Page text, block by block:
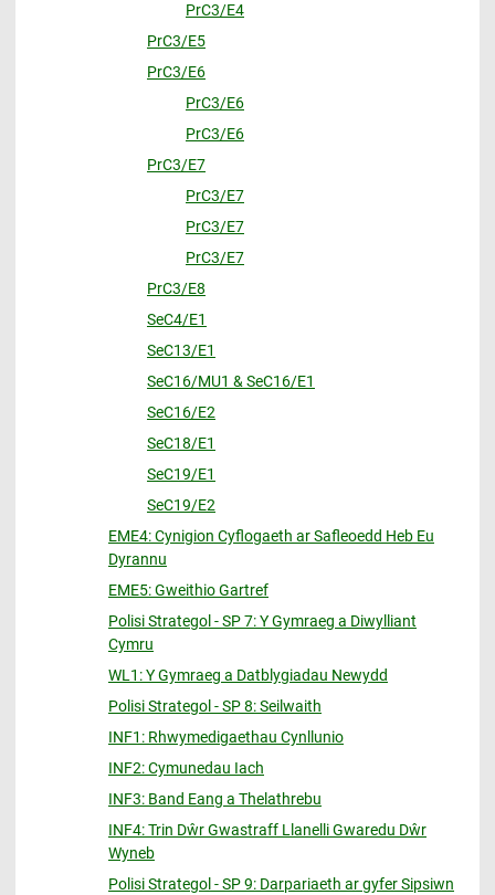
PrC3/E4
PrC3/E5
PrC3/E6
PrC3/E6
PrC3/E6
PrC3/E7
PrC3/E7
PrC3/E7
PrC3/E7
PrC3/E8
SeC4/E1
SeC13/E1
SeC16/MU1 & SeC16/E1
SeC16/E2
SeC18/E1
SeC19/E1
SeC19/E2
EME4: Cynigion Cyflogaeth ar Safleoedd Heb Eu
Dyrannu
EME5: Gweithio Gartref
Polisi Strategol - SP 7: Y Gymraeg a Diwylliant
Cymru
WL1: Y Gymraeg a Datblygiadau Newydd
Polisi Strategol - SP 8: Seilwaith
INF1: Rhwymedigaethau Cynllunio
INF2: Cymunedau Iach
INF3: Band Eang a Thelathrebu
INF4: Trin Dŵr Gwastraff Llanelli Gwaredu Dŵr
Wyneb
Polisi Strategol - SP 9: Darpariaeth ar gyfer Sipsiwn